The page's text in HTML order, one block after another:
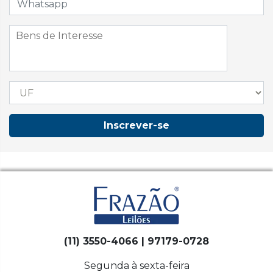
Inscrever-se
(11) 3550-4066 | 97179-0728
Segunda à sexta-feira